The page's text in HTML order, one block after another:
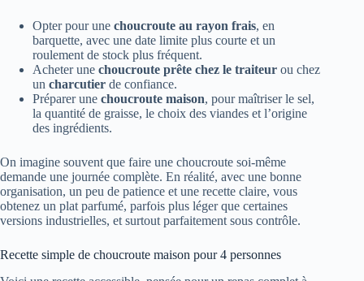
Opter pour une choucroute au rayon frais, en
barquette, avec une date limite plus courte et un
roulement de stock plus fréquent.
Acheter une choucroute prête chez le traiteur ou chez
un charcutier de confiance.
Préparer une choucroute maison, pour maîtriser le sel,
la quantité de graisse, le choix des viandes et l’origine
des ingrédients.
On imagine souvent que faire une choucroute soi-même
demande une journée complète. En réalité, avec une bonne
organisation, un peu de patience et une recette claire, vous
obtenez un plat parfumé, parfois plus léger que certaines
versions industrielles, et surtout parfaitement sous contrôle.
Recette simple de choucroute maison pour 4 personnes